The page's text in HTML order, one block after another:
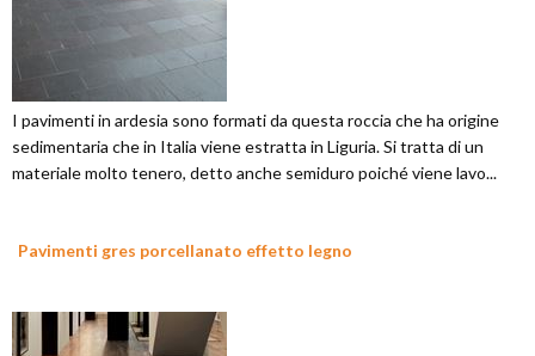
I pavimenti in ardesia sono formati da questa roccia che ha origine
sedimentaria che in Italia viene estratta in Liguria. Si tratta di un
materiale molto tenero, detto anche semiduro poiché viene lavo...
Pavimenti gres porcellanato effetto legno